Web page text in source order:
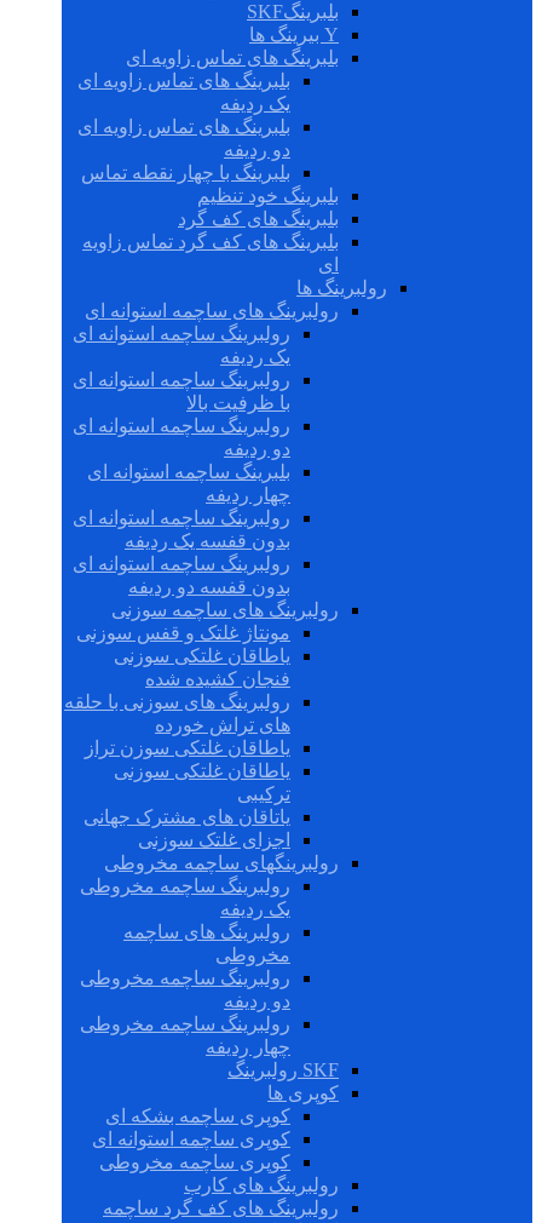
بلبرینگSKF
Y بیرینگ ها
بلبرینگ های تماس زاویه ای
بلبرینگ های تماس زاویه ای
یک ردیفه
بلبرینگ های تماس زاویه ای
دو ردیفه
بلبرینگ با چهار نقطه تماس
بلبرینگ خود تنظیم
بلبرینگ های کف گرد
بلبرینگ های کف گرد تماس زاویه
ای
رولبرینگ ها
رولبرینگ های ساچمه استوانه ای
رولبرینگ ساچمه استوانه ای
یک ردیفه
رولبرینگ ساچمه استوانه ای
با ظرفیت بالا
رولبرینگ ساچمه استوانه ای
دو ردیفه
بلبرینگ ساچمه استوانه ای
چهار ردیفه
رولبرینگ ساچمه استوانه ای
بدون قفسه یک ردیفه
رولبرینگ ساچمه استوانه ای
بدون قفسه دو ردیفه
رولبرینگ های ساچمه سوزنی
مونتاژ غلتک و قفس سوزنی
یاطاقان غلتکی سوزنی
فنجان کشیده شده
رولبرینگ های سوزنی با حلقه
های تراش خورده
یاطاقان غلتکی سوزن تراز
یاطاقان غلتکی سوزنی
ترکیبی
یاتاقان های مشترک جهانی
اجزای غلتک سوزنی
رولبرینگهای ساچمه مخروطی
رولبرینگ ساچمه مخروطی
یک ردیفه
رولبرینگ های ساچمه
مخروطی
رولبرینگ ساچمه مخروطی
دو ردیفه
رولبرینگ ساچمه مخروطی
چهار ردیفه
SKF رولبرینگ
کوپری ها
کوپری ساچمه بشکه ای
کوپری ساچمه استوانه ای
کوپری ساچمه مخروطی
رولبرینگ های کارب
رولبرینگ های کف گرد ساچمه